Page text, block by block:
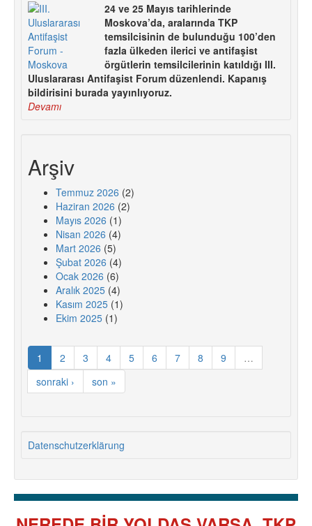
24 ve 25 Mayıs tarihlerinde
Moskova’da, aralarında TKP
temsilcisinin de bulunduğu 100’den
fazla ülkeden ilerici ve antifaşist
örgütlerin temsilcilerinin katıldığı III.
Uluslararası Antifaşist Forum düzenlendi. Kapanış
bildirisini burada yayınlıyoruz.
Devamı
Arşiv
Temmuz 2026 (2)
Haziran 2026 (2)
Mayıs 2026 (1)
Nisan 2026 (4)
Mart 2026 (5)
Şubat 2026 (4)
Ocak 2026 (6)
Aralık 2025 (4)
Kasım 2025 (1)
Ekim 2025 (1)
1 2 3 4 5 6 7 8 9
…
sonraki ›
son »
Datenschutzerklärung